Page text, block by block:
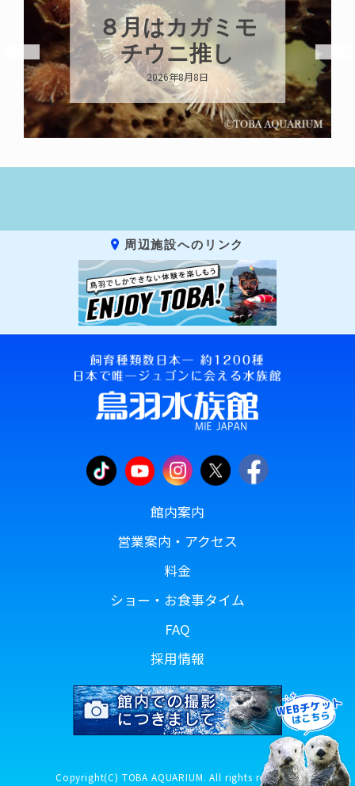
８月はカガミモ
チウニ推し
2026年8月8日
周辺施設へのリンク
館内案内
営業案内・アクセス
料金
ショー・お食事タイム
FAQ
採用情報
Copyright(C) TOBA AQUARIUM. All rights reserved.